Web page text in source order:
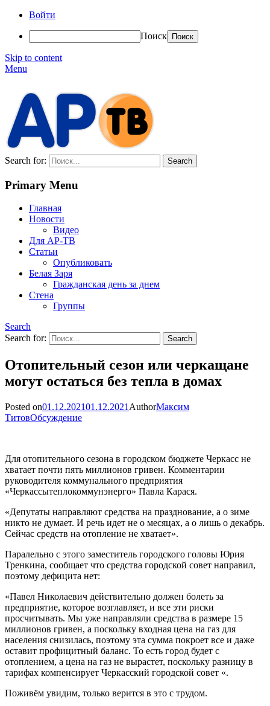
Войти
Поиск
Skip to content
Menu
Search for:
Primary Menu
Главная
Новости
Видео
Для АР-ТВ
Статьи
Опубликовать
Белая Заря
Гражданская день за днем
Стена
Группы
Search
Search for:
Отопительный сезон или черкащане
могут остаться без тепла в домах
Posted on01.12.202101.12.2021 AuthorМаксим
ТитовОбсуждение
Для отопительного сезона в городском бюджете Черкасс не
хватает почти пять миллионов гривен. Комментарии
руководителя коммунального предприятия
«Черкассытеплокоммунэнерго» Павла Карася.
«Депутаты направляют средства на празднование, а о зиме
никто не думает. И речь идет не о месяцах, а о лишь о декабрь.
Сейчас средств на отопление не хватает».
Паралельно с этого заместитель городского головы Юрия
Тренкина, сообщает что средства городской совет направил,
поэтому дефицита нет:
«Павел Николаевич действительно должен болеть за
предприятие, которое возглавляет, и все эти риски
просчитывать. Мы уже направляли средства в размере 15
миллионов гривен, а поскольку входная цена на газ для
населения снизилась, поэтому эта сумма покроет все и даже
оставит профицитный баланс. То есть город будет с
отоплением, а цена на газ не вырастет, поскольку разницу в
тарифах компенсирует Черкасский городской совет «.
Поживём увидим, только верится в это с трудом.